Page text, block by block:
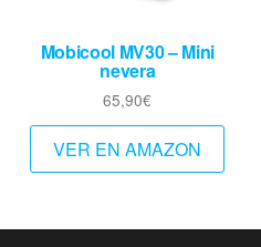
Mobicool MV30 – Mini
nevera
65,90€
VER EN AMAZON